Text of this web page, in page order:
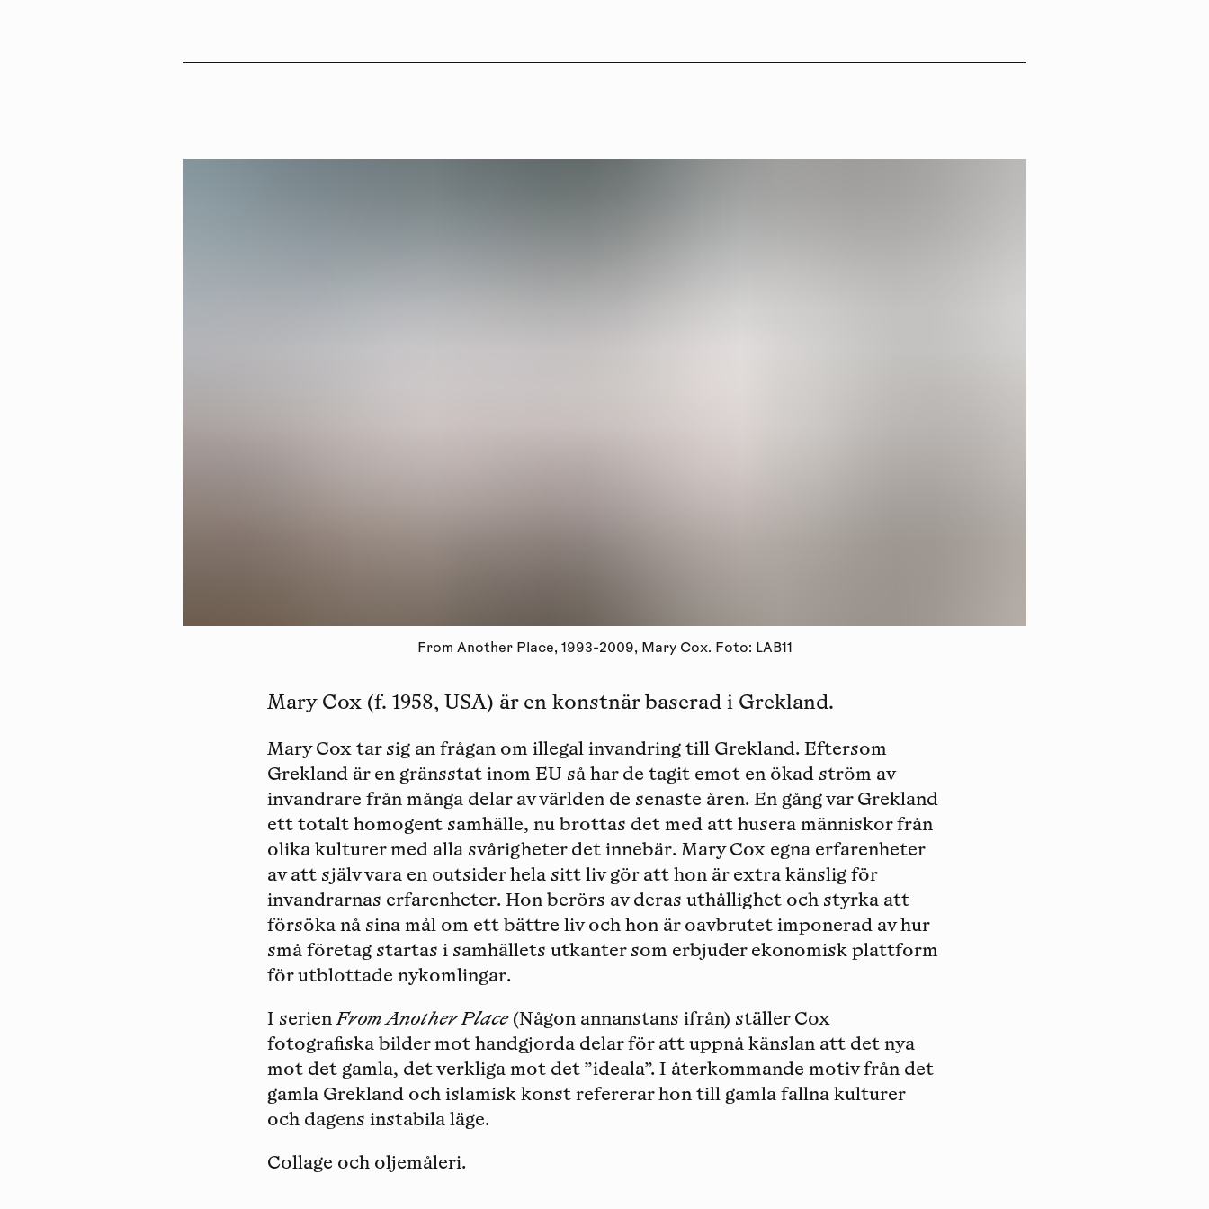
From Another Place, 1993-2009, Mary Cox. Foto: LAB11
Mary Cox (f. 1958, USA) är en konstnär baserad i Grekland.
Mary Cox tar sig an frågan om illegal invandring till Grekland. Eftersom
Grekland är en gränsstat inom EU så har de tagit emot en ökad ström av
invandrare från många delar av världen de senaste åren. En gång var Grekland
ett totalt homogent samhälle, nu brottas det med att husera människor från
olika kulturer med alla svårigheter det innebär. Mary Cox egna erfarenheter
av att själv vara en outsider hela sitt liv gör att hon är extra känslig för
invandrarnas erfarenheter. Hon berörs av deras uthållighet och styrka att
försöka nå sina mål om ett bättre liv och hon är oavbrutet imponerad av hur
små företag startas i samhällets utkanter som erbjuder ekonomisk plattform
för utblottade nykomlingar.
I serienFrom Another Place(Någon annanstans ifrån) ställer Cox
fotografiska bilder mot handgjorda delar för att uppnå känslan att det nya
mot det gamla, det verkliga mot det ”ideala”. I återkommande motiv från det
gamla Grekland och islamisk konst refererar hon till gamla fallna kulturer
och dagens instabila läge.
Collage och oljemåleri.